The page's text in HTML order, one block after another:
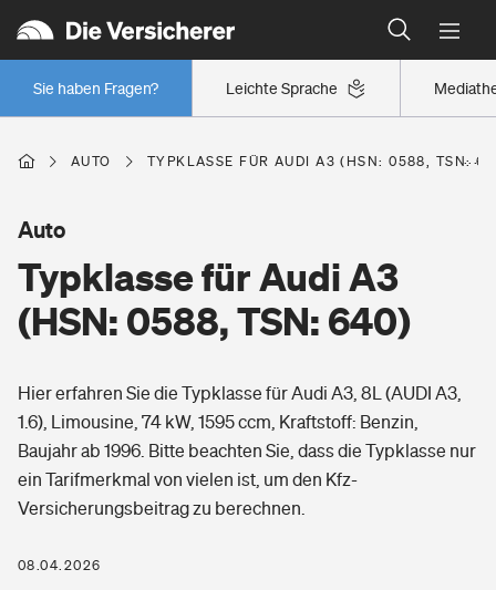
Leichte Sprache
Sie haben Fragen?
Wer versichert was: Jetzt Versicherer finden
Regionalklassen: So ist Ihre Region eingestuft
Wer versichert was: Jetzt Versicherer finden
Berufsunfähigkeitsversicherung
Erwerbsunfähigkeitsversicherung
Grundfähigkeitsversicherung
Arbeitsrechtsschutz
Berufshaftpflichtversicherung
Zur Übersicht
Wohnen
Freizeit
Pri­vate Haft­pflicht­
Gesundheit
Private Krankenversicherung
AUTO TYPKLASSE FÜR AUDI A3 (HSN: 0588, TSN:
Typklasse für Audi A3
(HSN: 0588, TSN: 640)
Auto
Hier erfahren Sie die Typklasse für Audi A3, 8L (AUDI A3,
1.6), Limousine, 74 kW, 1595 ccm, Kraftstoff: Benzin,
Baujahr ab 1996. Bitte beachten Sie, dass die Typklasse nur
ein Tarifmerkmal von vielen ist, um den Kfz-
Versicherungsbeitrag zu berechnen.
08.04.2026